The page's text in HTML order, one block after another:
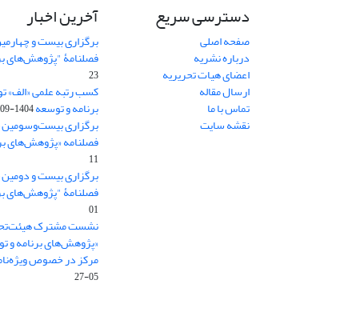
دسترسی سریع
صفحه اصلی
درباره نشریه
اعضای هیات تحریریه
ارسال مقاله
تماس با ما
نقشه سایت
آخرین اخبار
برگزاری بیست و
فصلنامۀ "پژوهش‌های
23
کسب رتبه علمی
برنامه و توسعه1404-09-22
برگزاری
فصلنامه «پژوهش‌های
11
برگزاری بیست و
فصلنامۀ "پژوهش‌های
01
نشست مشترک
«پژوهش‌های برنامه و
مرکز در خصوص
05-27